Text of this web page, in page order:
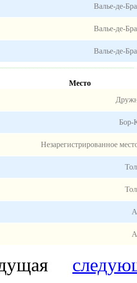
Валье-де-
Валье-де-
Валье-де-
Место
Бор-
Незарегистрированное